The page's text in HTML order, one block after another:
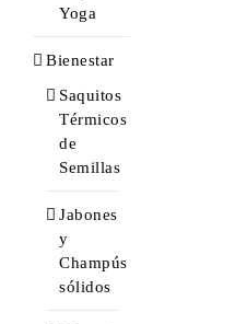
Yoga
Bienestar
Saquitos
Térmicos
de
Semillas
Jabones
y
Champús
sólidos